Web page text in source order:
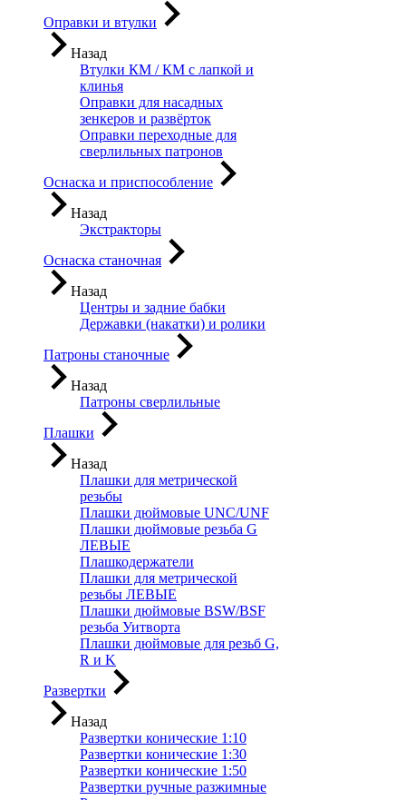
Оправки и втулки
Назад
Втулки КМ / КМ с лапкой и
клинья
Оправки для насадных
зенкеров и развёрток
Оправки переходные для
сверлильных патронов
Оснаска и приспособление
Назад
Экстракторы
Оснаска станочная
Назад
Центры и задние бабки
Державки (накатки) и ролики
Патроны станочные
Назад
Патроны сверлильные
Плашки
Назад
Плашки для метрической
резьбы
Плашки дюймовые UNC/UNF
Плашки дюймовые резьба G
ЛЕВЫЕ
Плашкодержатели
Плашки для метрической
резьбы ЛЕВЫЕ
Плашки дюймовые BSW/BSF
резьба Уитворта
Плашки дюймовые для резьб G,
R и K
Развертки
Назад
Развертки конические 1:10
Развертки конические 1:30
Развертки конические 1:50
Развертки ручные разжимные